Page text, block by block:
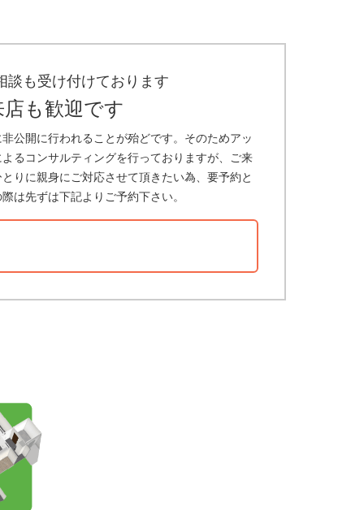
談も受け付けております
店も歓迎です
公開に行われることが殆どです。そのためアッ
るコンサルティングを行っておりますが、ご来
りに親身にご対応させて頂きたい為、要予約と
は先ずは下記よりご予約下さい。